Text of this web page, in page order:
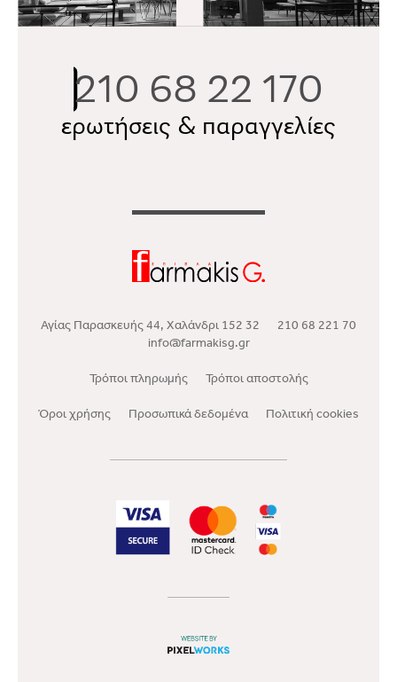
210 68 22 170
ερωτήσεις & παραγγελίες
Τρόποι πληρωμής Τρόποι αποστολής
Αγίας Παρασκευής 44, Χαλάνδρι 152 32 210 68 221 70
info@farmakisg.gr
Όροι χρήσης Προσωπικά δεδομένα Πολιτική cookies